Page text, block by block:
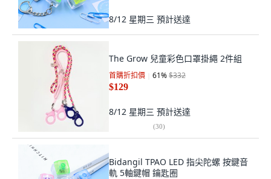
8/12 星期三 預計送達
The Grow 兒童彩色口罩掛繩 2件組
首購折扣價 61%$332
$129
8/12 星期三 預計送達
(30)
Bidangil TPAO LED 指尖陀螺 按鍵音
軌 5軸鍵帽 鑰匙圈